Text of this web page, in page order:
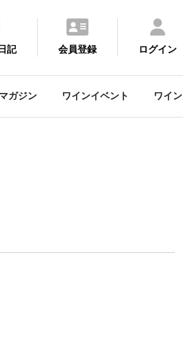
記 会員登録 ログイン
マガジン ワインイベント ワイン